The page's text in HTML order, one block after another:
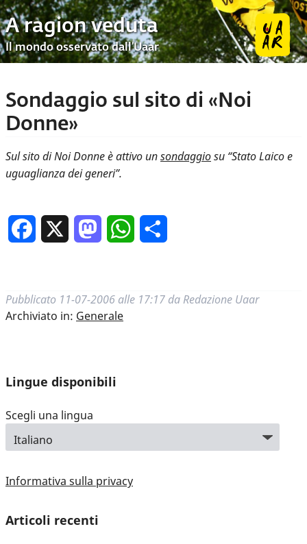
A ragion veduta
Il mondo osservato dall’Uaar
Sondaggio sul sito di «Noi
Donne»
Sul sito di Noi Donne è attivo unsondaggiosu “Stato Laico e
uguaglianza dei generi”.
Facebook MastodonWhatsApp
Pubblicato 11-07-2006 alle 17:17 da Redazione Uaar
Archiviato in: Generale
Lingue disponibili
Scegli una lingua
Informativa sulla privacy
Articoli recenti